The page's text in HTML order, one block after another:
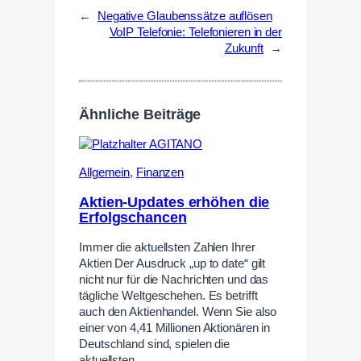
←
Negative Glaubenssätze auflösen
VoIP Telefonie: Telefonieren in der
Zukunft
→
Ähnliche Beiträge
Allgemein, Finanzen
Aktien-Updates erhöhen die
Erfolgschancen
Immer die aktuellsten Zahlen Ihrer
Aktien Der Ausdruck „up to date“ gilt
nicht nur für die Nachrichten und das
tägliche Weltgeschehen. Es betrifft
auch den Aktienhandel. Wenn Sie also
einer von 4,41 Millionen Aktionären in
Deutschland sind, spielen die